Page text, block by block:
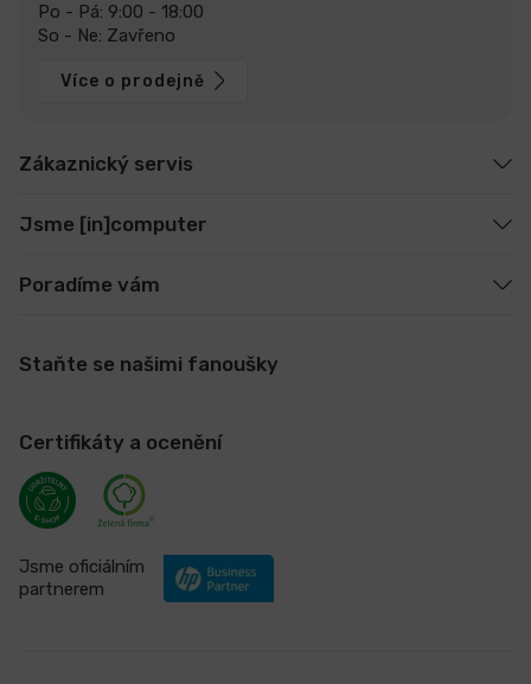
Po - Pá: 9:00 - 18:00
So - Ne: Zavřeno
Více o prodejně
Zákaznický servis
Jsme [in]computer
Poradíme vám
Staňte se našimi fanoušky
Certifikáty a ocenění
Jsme oficiálním
partnerem